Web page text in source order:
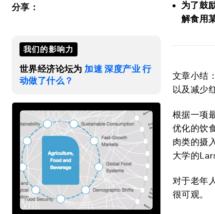
分享：
我们的影响力
世界经济论坛为 加速 深度产业 行
动做了什么？
为了鼓
解食用
文章小结
以及减少
根据一项
优化的饮
肉类的摄
大学的
对于老年
很可观。